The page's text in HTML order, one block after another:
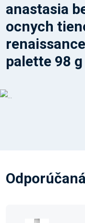
anastasia
ocnych
palette 98 g